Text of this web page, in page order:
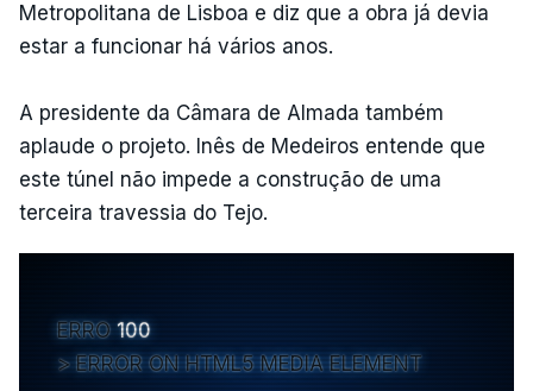
Metropolitana de Lisboa e diz que a obra já devia
estar a funcionar há vários anos.
A presidente da Câmara de Almada também
aplaude o projeto. Inês de Medeiros entende que
este túnel não impede a construção de uma
terceira travessia do Tejo.
ERRO 100
ERROR ON HTML5 MEDIA ELEMENT